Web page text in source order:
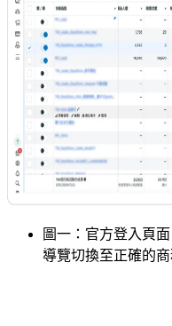
圖一：官方登入頁
導覽切換至正確的商